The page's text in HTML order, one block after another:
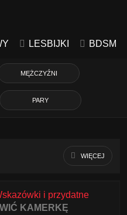
LESBIJKI BDSM
MĘŻCZYŹNI
PARY
WIĘCEJ
i przydatne
KAMERKĘ